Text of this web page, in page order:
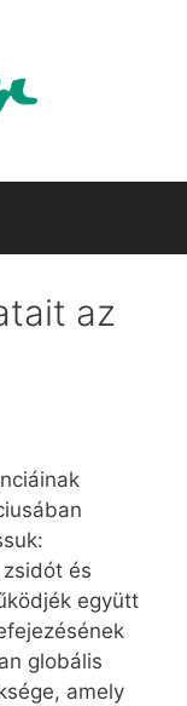
az
zsidót és
együtt
globális
amely